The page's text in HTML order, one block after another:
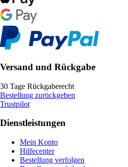
Versand und Rückgabe
30 Tage Rückgaberecht
Bestellung zurückgeben
Trustpilot
Dienstleistungen
Mein Konto
Hilfecenter
Bestellung verfolgen